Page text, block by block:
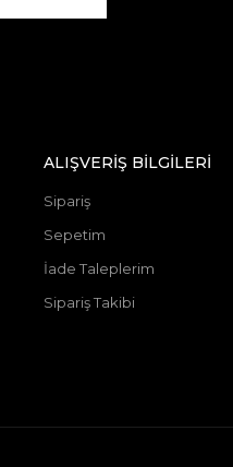
ALIŞVERİŞ BİLGİLERİ
Sipariş
Sepetim
İade Taleplerim
Sipariş Takibi